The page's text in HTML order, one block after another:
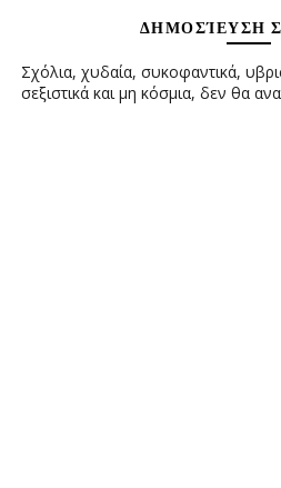
ΔΗΜΟΣΊΕΥΣΗ
Σχόλια, χυδαία, συκοφαντικά,
σεξιστικά και μη κόσμια, δεν θα